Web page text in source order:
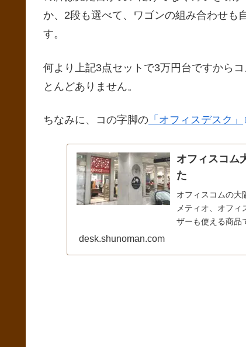
か、2段も選べて、ワゴンの組み合わせも
す。
何より上記3点セットで3万円台ですから
とんどありません。
ちなみに、コの字脚の 「オフィスデスク」
オフィスコム
た
オフィスコムの大
メティオ、オフ
ザーも使える商品
desk.shunoman.com